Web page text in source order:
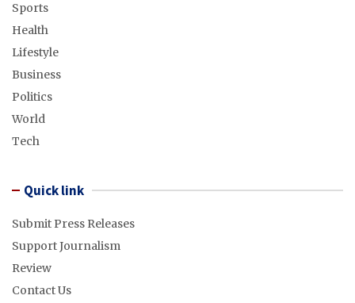
Sports
Health
Lifestyle
Business
Politics
World
Tech
Quick link
Submit Press Releases
Support Journalism
Review
Contact Us